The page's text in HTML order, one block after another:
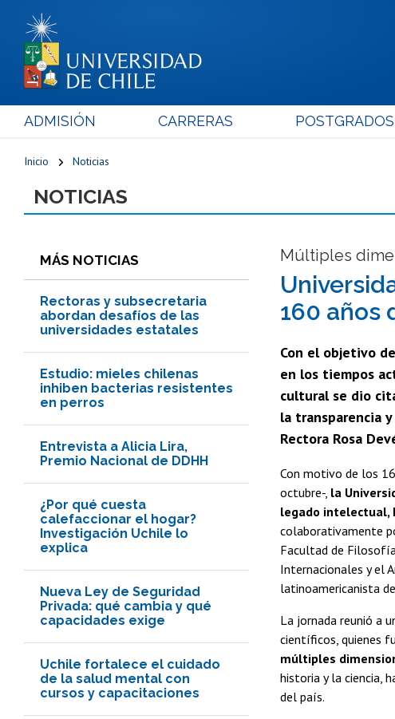
ADMISIÓN CARRERAS POSTGRADOS
Inicio Noticias
NOTICIAS
MÁS NOTICIAS
Rectoras y subsecretaria
abordan desafíos de las
universidades estatales
Estudio: mieles chilenas
inhiben bacterias resistentes
en perros
Entrevista a Alicia Lira,
Premio Nacional de DDHH
¿Por qué cuesta
calefaccionar el hogar?
Investigación Uchile lo
explica
Nueva Ley de Seguridad
Privada: qué cambia y qué
capacidades exige
Uchile fortalece el cuidado
de la salud mental con
cursos y capacitaciones
Múltiples
160 años
Con el objetivo
en los tiempos
cultural se dio
la transparencia
Rectora Rosa
Con motivo de los
octubre-, la
legado intelectual,
colaborativamente
Facultad de
Internacionales y el
latinoamericanista
La jornada reunió a
científicos, quienes
múltiples
historia y la ciencia,
del país.